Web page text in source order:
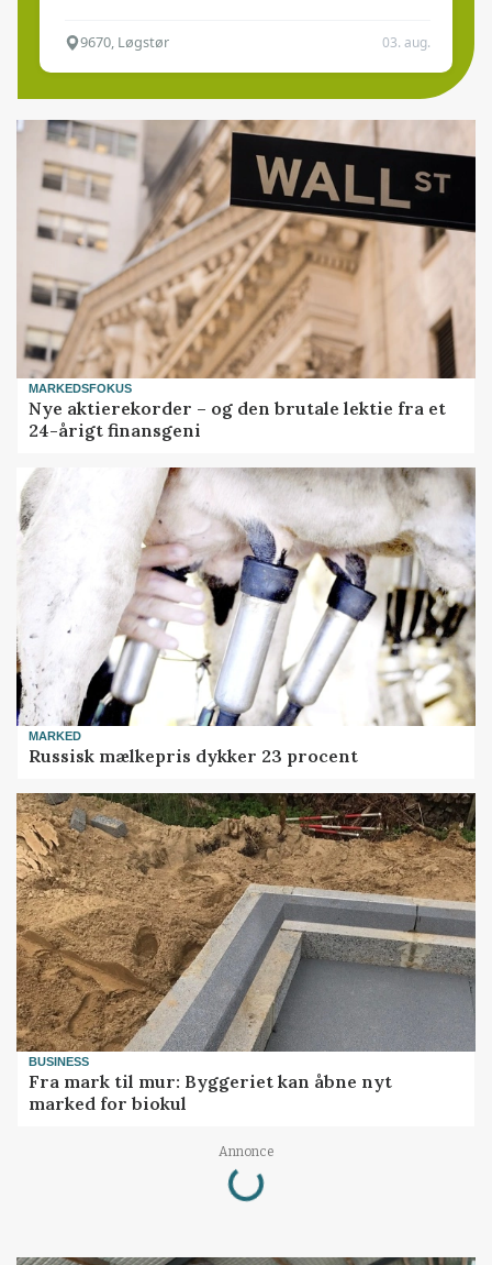
9670, Løgstør 03. aug.
MARKEDSFOKUS
Nye aktierekorder – og den brutale lektie fra et
24-årigt finansgeni
MARKED
Russisk mælkepris dykker 23 procent
BUSINESS
Fra mark til mur: Byggeriet kan åbne nyt
marked for biokul
Annonce
Loading...